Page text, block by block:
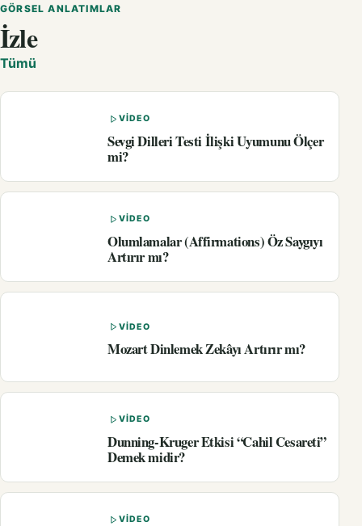
GÖRSEL ANLATIMLAR
İzle
Tümü
VIDEO
Sevgi Dilleri Testi İlişki Uyumunu Ölçer
mi?
VIDEO
Olumlamalar (Affirmations) Öz Saygıyı
Artırır mı?
VIDEO
Mozart Dinlemek Zekâyı Artırır mı?
VIDEO
Dunning-Kruger Etkisi “Cahil Cesareti”
Demek midir?
VIDEO